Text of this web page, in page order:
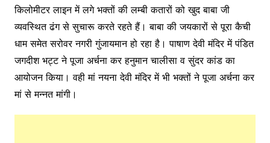
किलोमीटर लाइन में लगे भक्तों की लम्बी कतारों को खुद बाबा जी
व्यवस्थित ढंग से सुचारू करते रहते हैं। बाबा की जयकारों से पूरा कैची
धाम समेत सरोवर नगरी गुंजायमान हो रहा है। पाषाण देवी मंदिर में पंडित
जगदीश भट्ट ने पूजा अर्चना कर हनुमान चालीसा व सुंदर कांड का
आयोजन किया। वही मां नयना देवी मंदिर में भी भक्तों ने पूजा अर्चना कर
मां से मन्नत मांगी।